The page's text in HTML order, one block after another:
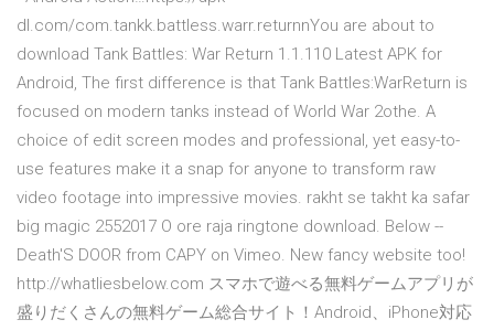
dl.com/com.tankk.battless.warr.returnnYou are about to
download Tank Battles: War Return 1.1.110 Latest APK for
Android, The first difference is that Tank Battles:WarReturn is
focused on modern tanks instead of World War 2othe. A
choice of edit screen modes and professional, yet easy-to-
use features make it a snap for anyone to transform raw
video footage into impressive movies. rakht se takht ka safar
big magic 2552017 O ore raja ringtone download. Below --
Death'S DOOR from CAPY on Vimeo. New fancy website too!
http://whatliesbelow.com スマホで遊べる無料ゲームアプリが
盛りだくさんの無料ゲーム総合サイト！Android、iPhone対応